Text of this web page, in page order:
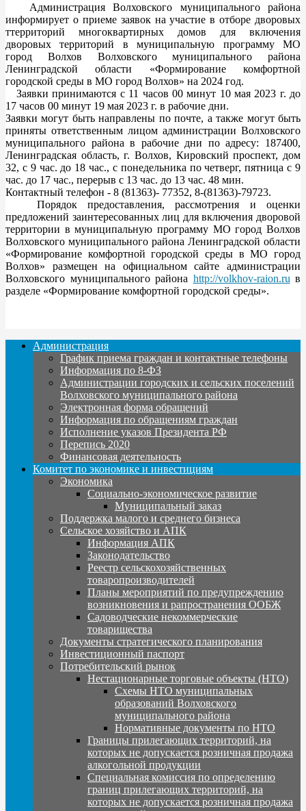
Администрация Волховского муниципального района
информирует о приеме заявок на участие в отборе дворовых
ттерриторий многоквартирных домов для включения
дворовых территорий в муниципальную программу МО
город Волхов Волховского муниципального района
Ленинградской области «Формирование комфортной
городской среды в МО город Волхов» на 2024 год.
Заявки принимаются с 11 часов 00 минут 10 мая 2023 г. до
17 часов 00 минут 19 мая 2023 г. в рабочие дни.
Заявки могут быть направлены по почте, а также могут быть
приняты ответственным лицом администрации Волховского
муниципального района в рабочие дни по адресу: 187400,
Ленинградская область, г. Волхов, Кировский проспект, дом
32, с 9 час. до 18 час., с понедельника по четверг, пятница с 9
час. до 17 час., перерыв с 13 час. до 13 час. 48 мин.
Контактный телефон - 8 (81363)- 77352, 8-(81363)-79723.
Порядок предоставления, рассмотрения и оценки
предложений заинтересованных лиц для включения дворовой
территории в муниципальную программу МО город Волхов
Волховского муниципального района Ленинградской области
«Формирование комфортной городской среды в МО город
Волхов» размещен на официальном сайте администрации
Волховского муниципального района http://volkhov-raion.ru в
разделе «Формирование комфортной городской среды».
Администрация
График приема граждан и контактные телефоны
Информация по 8-ФЗ
Администрации городских и сельских поселений
Волховского муниципального района
Электронная форма обращений
Информация по обращениям граждан
Исполнение указов Президента РФ
Перепись 2020
Финансовая деятельность
Комитет по экономике и инвестициям
Экономика
Социально-экономическое развитие
Муниципальный заказ
Поддержка малого и среднего бизнеса
Сельское хозяйство и АПК
Информация АПК
Законодательство
Реестр сельскохозяйственных
товаропроизводителей
Планы мероприятий по предупреждению
возникновения и рапространения ООБЖ
Садоводческие некоммерческие
товарищества
Документы стратегического планирования
Инвестиционный паспорт
Потребительский рынок
Нестационарные торговые объекты (НТО)
Схемы НТО муниципальных
образований Волховского
муниципального района
Нормативные документы по НТО
Границы прилегающих территорий, на
которых не допускается розничная продажа
алкогольной продукции
Специальная комиссия по определению
границ прилегающих территорий, на
которых не допускается розничная продажа